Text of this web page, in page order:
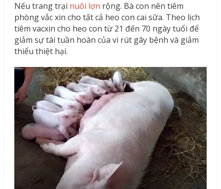
Nếu trang trại nuôi lợn rộng. Bà con nên tiêm
phòng vắc xin cho tất cả heo con cai sữa. Theo lịch
tiêm vacxin cho heo con từ 21 đến 70 ngày tuổi để
giảm sự tái tuần hoàn của vi rút gây bệnh và giảm
thiểu thiệt hại.